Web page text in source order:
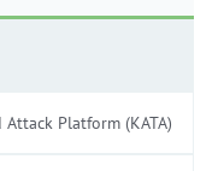
Platform (KATA)